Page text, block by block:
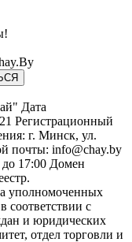
Дата
Регистрационный
г. Минск, ул.
почты: info@chay.by
до 17:00 Домен
уполномоченных
соответствии с
и юридических
отдел торговли и